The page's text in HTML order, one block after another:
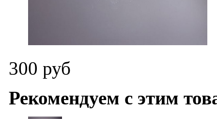
300 руб
Рекомендуем с этим